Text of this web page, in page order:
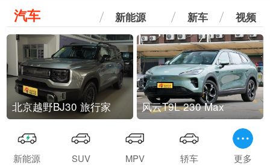
汽车 新能源 新车 视频
北京越野BJ30 旅行家 风云T9L 230 Max
新能源 SUV MPV 轿车 更多